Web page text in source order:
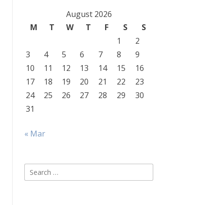
August 2026
M
T W T F S
S
1
2
3
4 5 6 7 8
9
10
11 12 13 14 15
16
17
18 19 20 21 22
23
24
25 26 27 28 29
30
31
« Mar
Search
for: